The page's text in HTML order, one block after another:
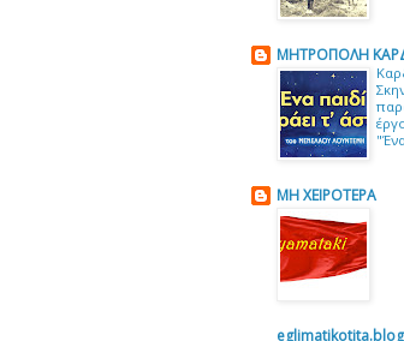
ΜΗΤΡΟΠΟΛΗ
ΜΗ ΧΕΙΡΟΤΕΡΑ